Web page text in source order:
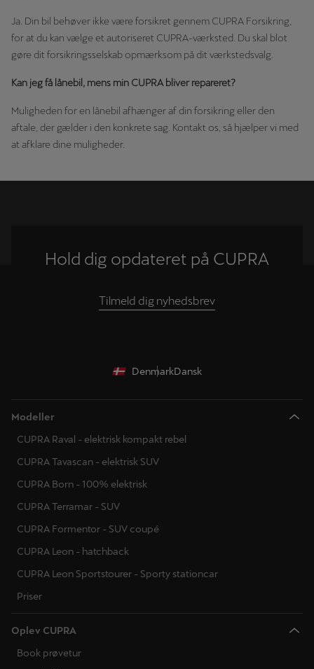
Ja. Din bil behøver ikke være forsikret gennem CUPRA Forsikring,
for at du kan vælge et autoriseret CUPRA-værksted. Du skal blot
gøre dit forsikringsselskab opmærksom på dit værkstedsvalg.
Kan jeg få lånebil, mens min CUPRA bliver repareret?
Muligheden for en lånebil afhænger af din forsikring eller den
aftale, der gælder i den konkrete sag. Kontakt os, så hjælper vi med
at afklare dine muligheder.
Hold dig opdateret på CUPRA
Tilmeld dig nyhedsbrev
DenmarkDansk
Modeller
CUPRA Raval - elektrisk kompakt rebel
CUPRA Tavascan - elektrisk SUV
CUPRA Born - 100% elektrisk
CUPRA Terramar - SUV
CUPRA Formentor - SUV coupé
CUPRA Leon - hatchback
CUPRA Leon Sportstourer - Sporty stationcar
Priser
Oplev CUPRA
Book prøvetur